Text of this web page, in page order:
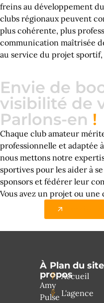
freins au développement
clubs régionaux peuvent
plus cohérente, plus
communication maîtrisée
au service du projet
Envie de
visibilité de
Parlons-en !
Chaque club amateur
professionnelle et adaptée
nous mettons notre
sportives pour les aider à
sponsors et fédérer leur
Vous avez un projet ou une
À
propos
Amy
Pulse
Plan du site
Accueil
L'agence